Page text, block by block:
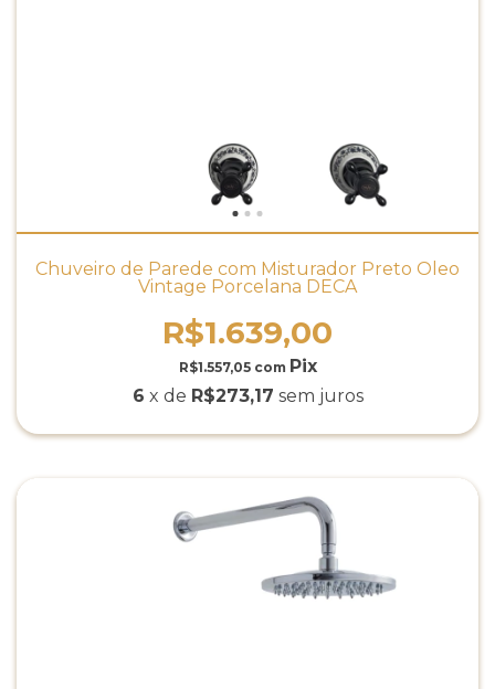
Chuveiro de Parede com Misturador Preto Óleo
Vintage Porcelana DECA
R$1.639,00
R$1.557,05 com
6 x de R$273,17 sem juros